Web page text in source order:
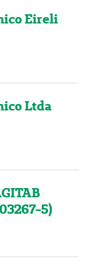
Eireli
Ltda
5)